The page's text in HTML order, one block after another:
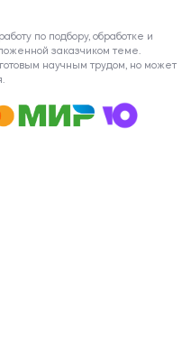
по подбору, обработке и
заказчиком теме.
научным трудом, но может